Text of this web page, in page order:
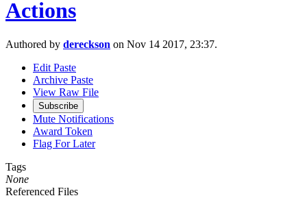
Actions
Authored by dereckson on Nov 14 2017, 23:37.
Edit Paste
Archive Paste
View Raw File
Subscribe
Mute Notifications
Award Token
Flag For Later
Tags
None
Referenced Files